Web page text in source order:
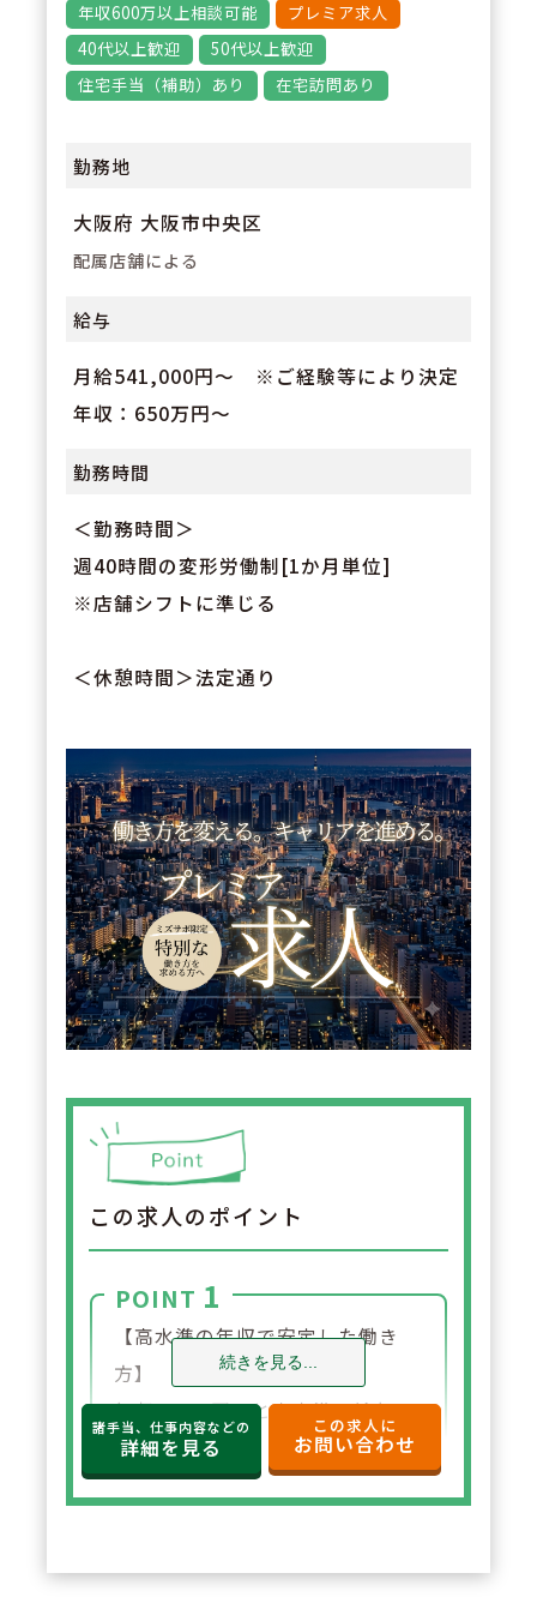
年収600万以上相談可能
プレミア求人
40代以上歓迎
50代以上歓迎
住宅手当（補助）あり
在宅訪問あり
勤務地
大阪府 大阪市中央区
配属店舗による
給与
月給541,000円～ ※ご経験等により決定
年収：650万円～
勤務時間
＜勤務時間＞
週40時間の変形労働制[1か月単位]
※店舗シフトに準じる
＜休憩時間＞法定通り
この求人のポイント
POINT 1
【高水準の年収で安定した働き
方】
年収650万円～と高水準の給与設
定。年俸制で収入の見通しも立て
やすく、選択した都道府県内で安
続きを見る...
諸手当、仕事内容などの
詳細を見る
この求人に
お問い合わせ